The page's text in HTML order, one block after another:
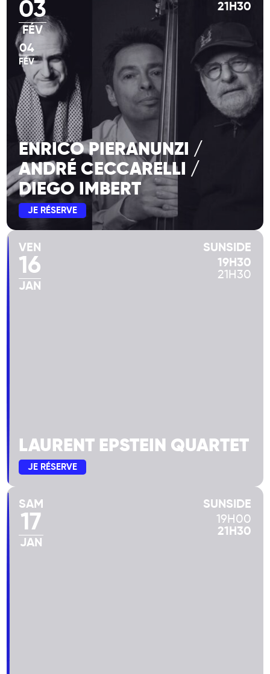
03
FÉV
04
FÉV
21H30
ENRICO PIERANUNZI /
ANDRÉ CECCARELLI /
DIEGO IMBERT
JE RÉSERVE
VEN
16
JAN
SUNSIDE
19H30
21H30
LAURENT EPSTEIN QUARTET
JE RÉSERVE
SAM
17
JAN
SUNSIDE
19H00
21H30